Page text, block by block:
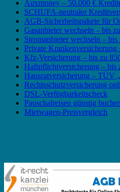
Auxmoney – 50.000 €
SCHUFA-neutraler
AGB-Sicherheitspakete für
Gasanbieter wechseln – bis
Stromanbieter wechseln – bis
Private
Kfz-Versicherung – bis zu
Haftpflichtversicherung – bis
Hausratversicherung – TÜV
Rechtsschutzversicherung
DSL-Verfügbarkeitscheck
Pauschalreisen günstig
Mietwagen-Preisvergleich